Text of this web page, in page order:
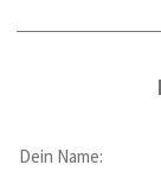
Dein Name: